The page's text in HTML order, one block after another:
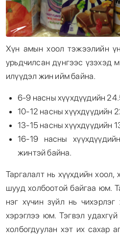
Хүн амын хоол тэжээлийн
урьдчилсан дүнгээс үзэхэд
илүүдэл жин ийм байна.
6-9 насны хүүхдүүдийн
10-12 насны хүүхдүүдийн
13-15 насны хүүхдүүдийн
16-19 насны
жинтэй байна.
Таргалалт нь хүүхдийн хоол,
шууд холбоотой байгаа юм.
нэг хүчин зүйл нь чихэрлэг
хэрэглээ юм. Тэгвэл
холбогдуулан хэт их сахар